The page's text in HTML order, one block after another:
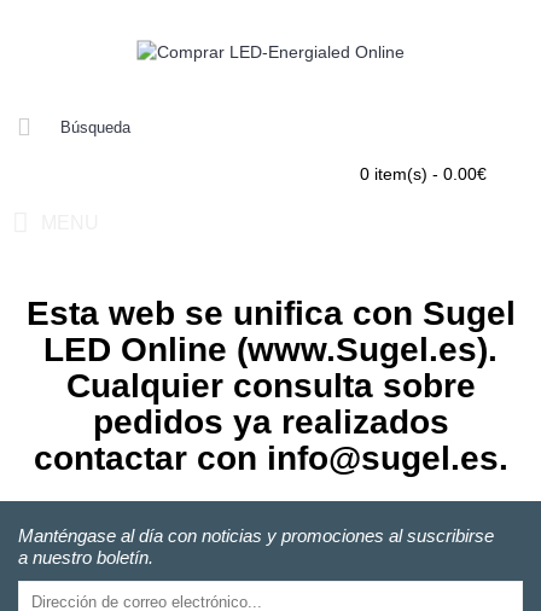
0 item(s) - 0.00€
Esta web se unifica con Sugel
LED Online (www.Sugel.es).
Cualquier consulta sobre
pedidos ya realizados
contactar con info@sugel.es.
Manténgase al día con noticias y promociones al suscribirse
a nuestro boletín.